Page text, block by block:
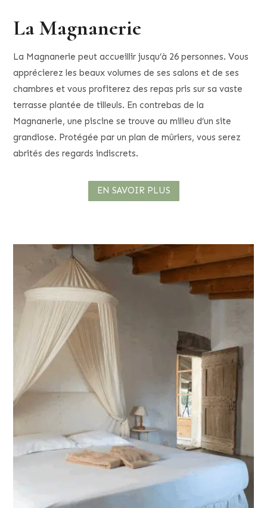
La Magnanerie
La Magnanerie peut accueillir jusqu’à 26 personnes. Vous
apprécierez les beaux volumes de ses salons et de ses
chambres et vous profiterez des repas pris sur sa vaste
terrasse plantée de tilleuls. En contrebas de la
Magnanerie, une piscine se trouve au milieu d’un site
grandiose. Protégée par un plan de mûriers, vous serez
abrités des regards indiscrets.
EN SAVOIR PLUS